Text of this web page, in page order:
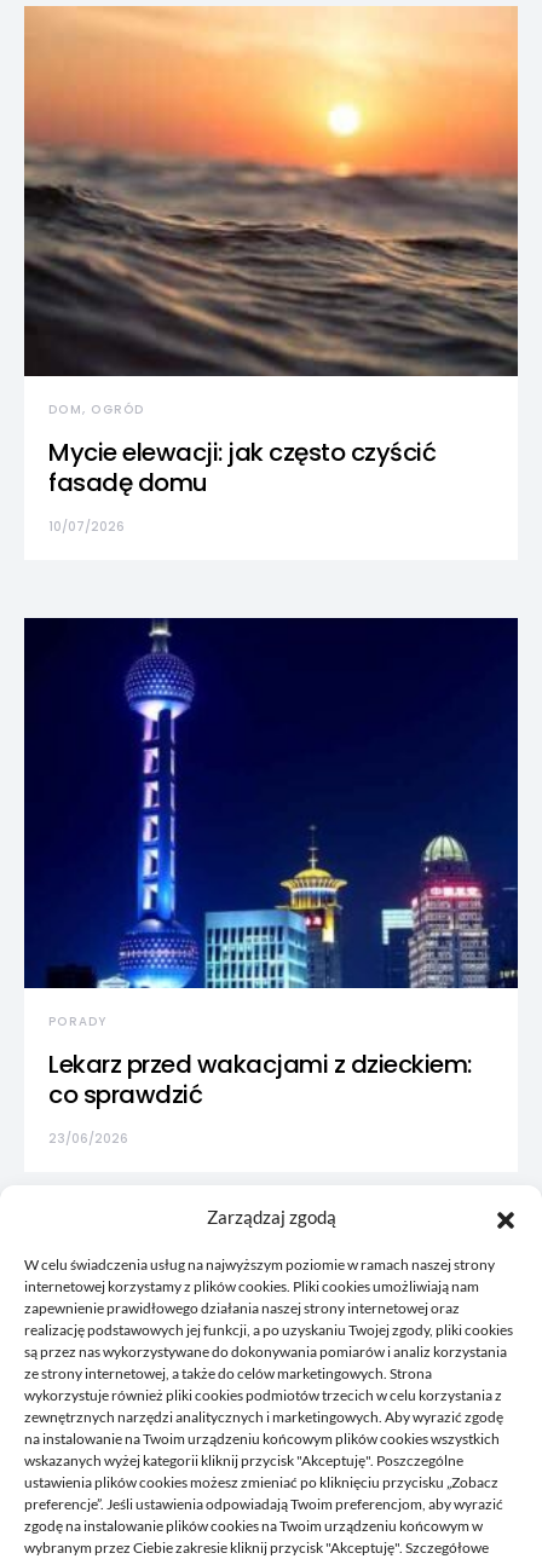
Zarządzaj zgodą
W celu świadczenia usług na najwyższym poziomie w ramach naszej strony
internetowej korzystamy z plików cookies. Pliki cookies umożliwiają nam
zapewnienie prawidłowego działania naszej strony internetowej oraz
realizację podstawowych jej funkcji, a po uzyskaniu Twojej zgody, pliki cookies
są przez nas wykorzystywane do dokonywania pomiarów i analiz korzystania
ze strony internetowej, a także do celów marketingowych. Strona
wykorzystuje również pliki cookies podmiotów trzecich w celu korzystania z
zewnętrznych narzędzi analitycznych i marketingowych. Aby wyrazić zgodę
na instalowanie na Twoim urządzeniu końcowym plików cookies wszystkich
wskazanych wyżej kategorii kliknij przycisk "Akceptuję". Poszczególne
ustawienia plików cookies możesz zmieniać po kliknięciu przycisku „Zobacz
preferencje”. Jeśli ustawienia odpowiadają Twoim preferencjom, aby wyrazić
zgodę na instalowanie plików cookies na Twoim urządzeniu końcowym w
wybranym przez Ciebie zakresie kliknij przycisk "Akceptuję". Szczegółowe
DOM, OGRÓD
Mycie elewacji: jak często czyścić
fasadę domu
10/07/2026
PORADY
Lekarz przed wakacjami z dzieckiem:
co sprawdzić
23/06/2026
Korkowy to blog, gdzie publikujemy własne przemyślenia, to
co nam przyjdzie akurat na myśl, czym chcemy się z wami
podzielić. Zawsze tworzymy coś co może się przydać
komuś, staramy się odpowiadać na pytania, które do nas